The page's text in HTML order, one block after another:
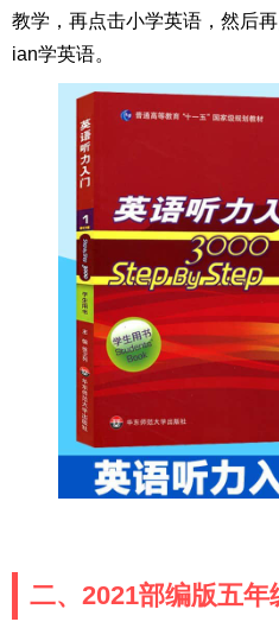
教学，再点击小学英语，然后
ian学英语。
二、2021部编版五年